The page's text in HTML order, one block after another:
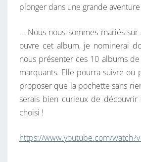
C
T
N
plonger dans une grande aventure
… Nous nous sommes mariés sur
ouvre cet album, je nominerai
nous présenter ces 10 albums
marquants. Elle pourra suivre ou
proposer que la pochette sans
serais bien curieux de découvrir
choisi !
https://www.youtube.com/